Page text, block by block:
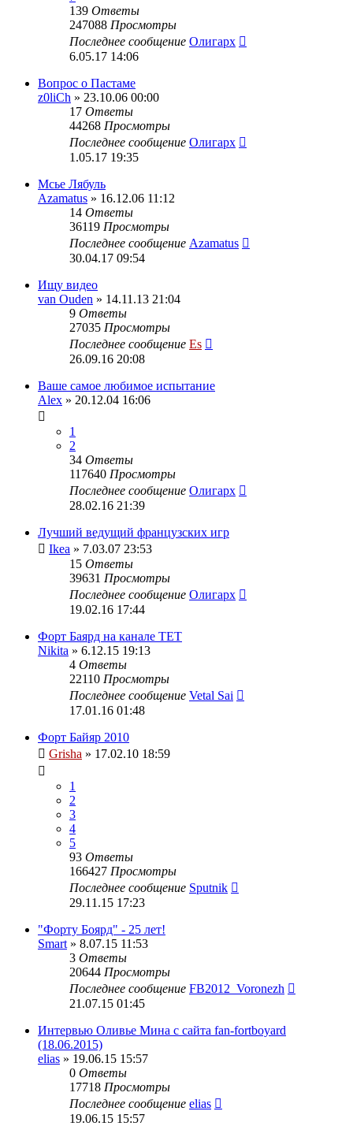
139 Ответы
247088 Просмотры
Последнее сообщение Олигарх
6.05.17 14:06
Вопрос о Пастаме
z0liCh » 23.10.06 00:00
17 Ответы
44268 Просмотры
Последнее сообщение Олигарх
1.05.17 19:35
Мсье Лябуль
Azamatus » 16.12.06 11:12
14 Ответы
36119 Просмотры
Последнее сообщение Azamatus
30.04.17 09:54
Ищу видео
van Ouden » 14.11.13 21:04
9 Ответы
27035 Просмотры
Последнее сообщение Es
26.09.16 20:08
Ваше самое любимое испытание
Alex » 20.12.04 16:06
1
2
34 Ответы
117640 Просмотры
Последнее сообщение Олигарх
28.02.16 21:39
Лучший ведущий французских игр
Ikea » 7.03.07 23:53
15 Ответы
39631 Просмотры
Последнее сообщение Олигарх
19.02.16 17:44
Форт Баярд на канале ТЕТ
Nikita » 6.12.15 19:13
4 Ответы
22110 Просмотры
Последнее сообщение Vetal Sai
17.01.16 01:48
Форт Байяр 2010
Grisha » 17.02.10 18:59
1
2
3
4
5
93 Ответы
166427 Просмотры
Последнее сообщение Sputnik
29.11.15 17:23
"Форту Боярд" - 25 лет!
Smart » 8.07.15 11:53
3 Ответы
20644 Просмотры
Последнее сообщение FB2012_Voronezh
21.07.15 01:45
Интервью Оливье Мина с сайта fan-fortboyard
(18.06.2015)
elias » 19.06.15 15:57
0 Ответы
17718 Просмотры
Последнее сообщение elias
19.06.15 15:57